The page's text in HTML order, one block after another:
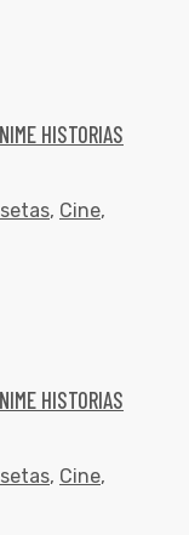
HISTORIAS
, Cine,
HISTORIAS
, Cine,